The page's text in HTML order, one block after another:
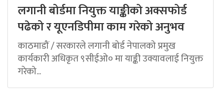
लगानी बोर्डमा नियुक्त याङ्कीको अक्सफोर्ड
पढेको र यूएनडिपीमा काम गरेको अनुभव
काठमाडौं / सरकारले लगानी बोर्ड नेपालको प्रमुख
कार्यकारी अधिकृत ९सीईओ० मा याङ्की उक्यावलाई नियुक्त
गरेको...